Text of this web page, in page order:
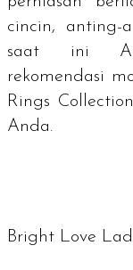
cincin, anting-
saat ini
rekomendasi
Rings Collection
Anda.
Bright Love